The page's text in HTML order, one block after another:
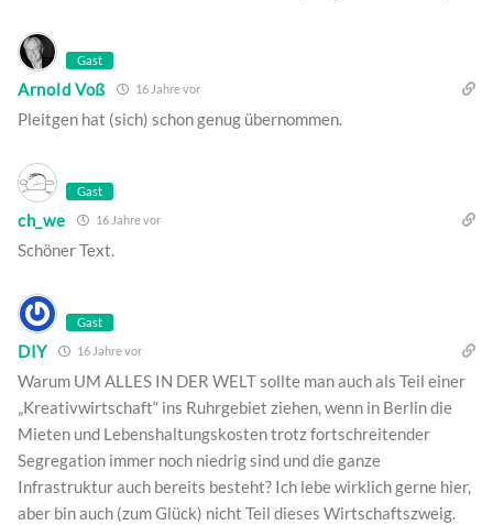
Gast
Arnold Voß 16 Jahre vor
Pleitgen hat (sich) schon genug übernommen.
Gast
ch_we 16 Jahre vor
Schöner Text.
Gast
DIY 16 Jahre vor
Warum UM ALLES IN DER WELT sollte man auch als Teil einer
„Kreativwirtschaft“ ins Ruhrgebiet ziehen, wenn in Berlin die
Mieten und Lebenshaltungskosten trotz fortschreitender
Segregation immer noch niedrig sind und die ganze
Infrastruktur auch bereits besteht? Ich lebe wirklich gerne hier,
aber bin auch (zum Glück) nicht Teil dieses Wirtschaftszweig.